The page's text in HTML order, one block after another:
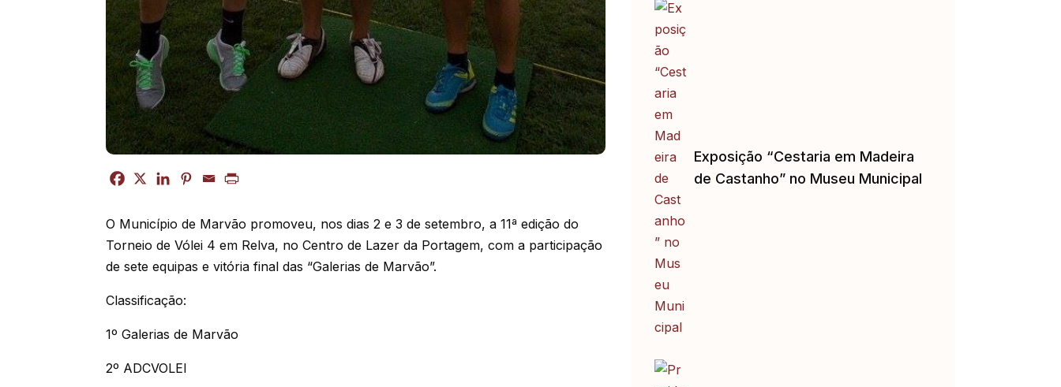
O Município de Marvão promoveu, nos dias 2 e 3 de setembro, a 11ª edição do
Torneio de Vólei 4 em Relva, no Centro de Lazer da Portagem, com a participação
de sete equipas e vitória final das “Galerias de Marvão”.
Classificação:
1º Galerias de Marvão
2º ADCVOLEI
Exposição “Cestaria em Madeira
de Castanho” no Museu Municipal